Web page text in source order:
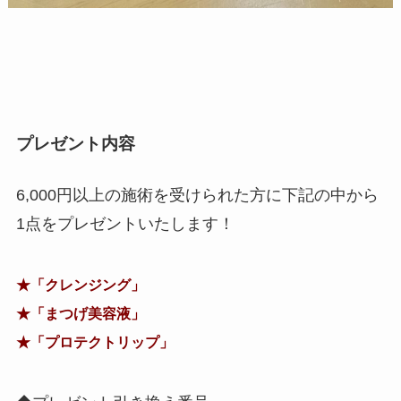
プレゼント内容
6,000円以上の施術を受けられた方に下記の中から
1点をプレゼントいたします！
★「クレンジング」
★「まつげ美容液」
★「プロテクトリップ」